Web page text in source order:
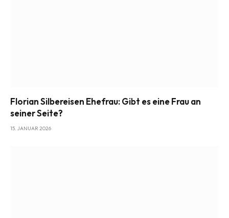
Florian Silbereisen Ehefrau: Gibt es eine Frau an
seiner Seite?
15. JANUAR 2026